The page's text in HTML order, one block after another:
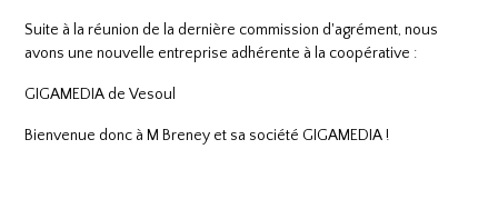
Suite à la réunion de la dernière commission d'agrément, nous
avons une nouvelle entreprise adhérente à la coopérative :
GIGAMEDIA de Vesoul
Bienvenue donc à M Breney et sa société GIGAMEDIA!